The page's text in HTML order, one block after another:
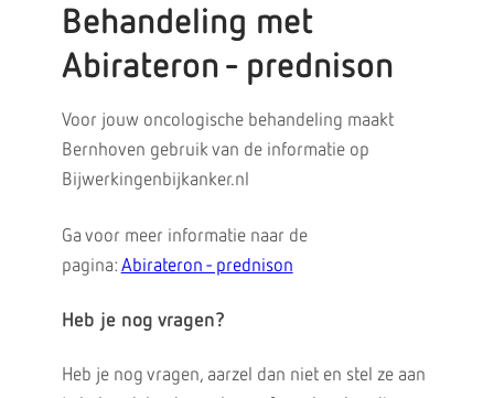
Behandeling met
Abirateron - prednison
Voor jouw oncologische behandeling maakt
Bernhoven gebruik van de informatie op
Bijwerkingenbijkanker.nl
Ga voor meer informatie naar de
pagina: Abirateron - prednison
Heb je nog vragen?
Heb je nog vragen, aarzel dan niet en stel ze aan